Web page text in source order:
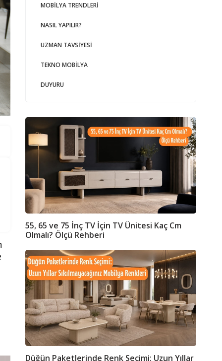
MOBILYA TRENDLERI
NASIL YAPILIR?
UZMAN TAVSIYESI
TEKNO MOBILYA
DUYURU
55, 65 ve 75 İnç TV İçin TV Ünitesi Kaç Cm
Olmalı? Ölçü Rehberi
Düğün Paketlerinde Renk Seçimi: Uzun Yıllar